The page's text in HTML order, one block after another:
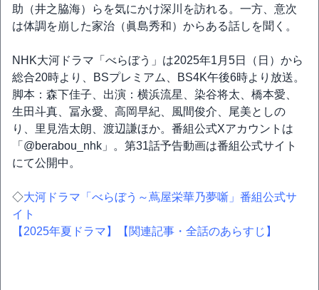
助（井之脇海）らを気にかけ深川を訪れる。一方、意次
は体調を崩した家治（眞島秀和）からある話しを聞く。
NHK大河ドラマ「べらぼう」は2025年1月5日（日）から
総合20時より、BSプレミアム、BS4K午後6時より放送。
脚本：森下佳子、出演：横浜流星、染谷将太、橋本愛、
生田斗真、冨永愛、高岡早紀、風間俊介、尾美としの
り、里見浩太朗、渡辺謙ほか。番組公式Xアカウントは
「@berabou_nhk」。第31話予告動画は番組公式サイト
にて公開中。
◇大河ドラマ「べらぼう～蔦屋栄華乃夢噺」番組公式サ
イト
【2025年夏ドラマ】
【関連記事・全話のあらすじ】